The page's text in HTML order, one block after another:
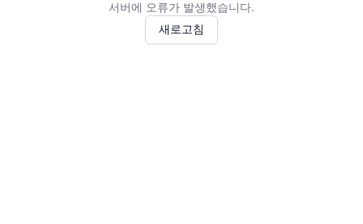
서버에 오류가 발생했습니다.
새로고침